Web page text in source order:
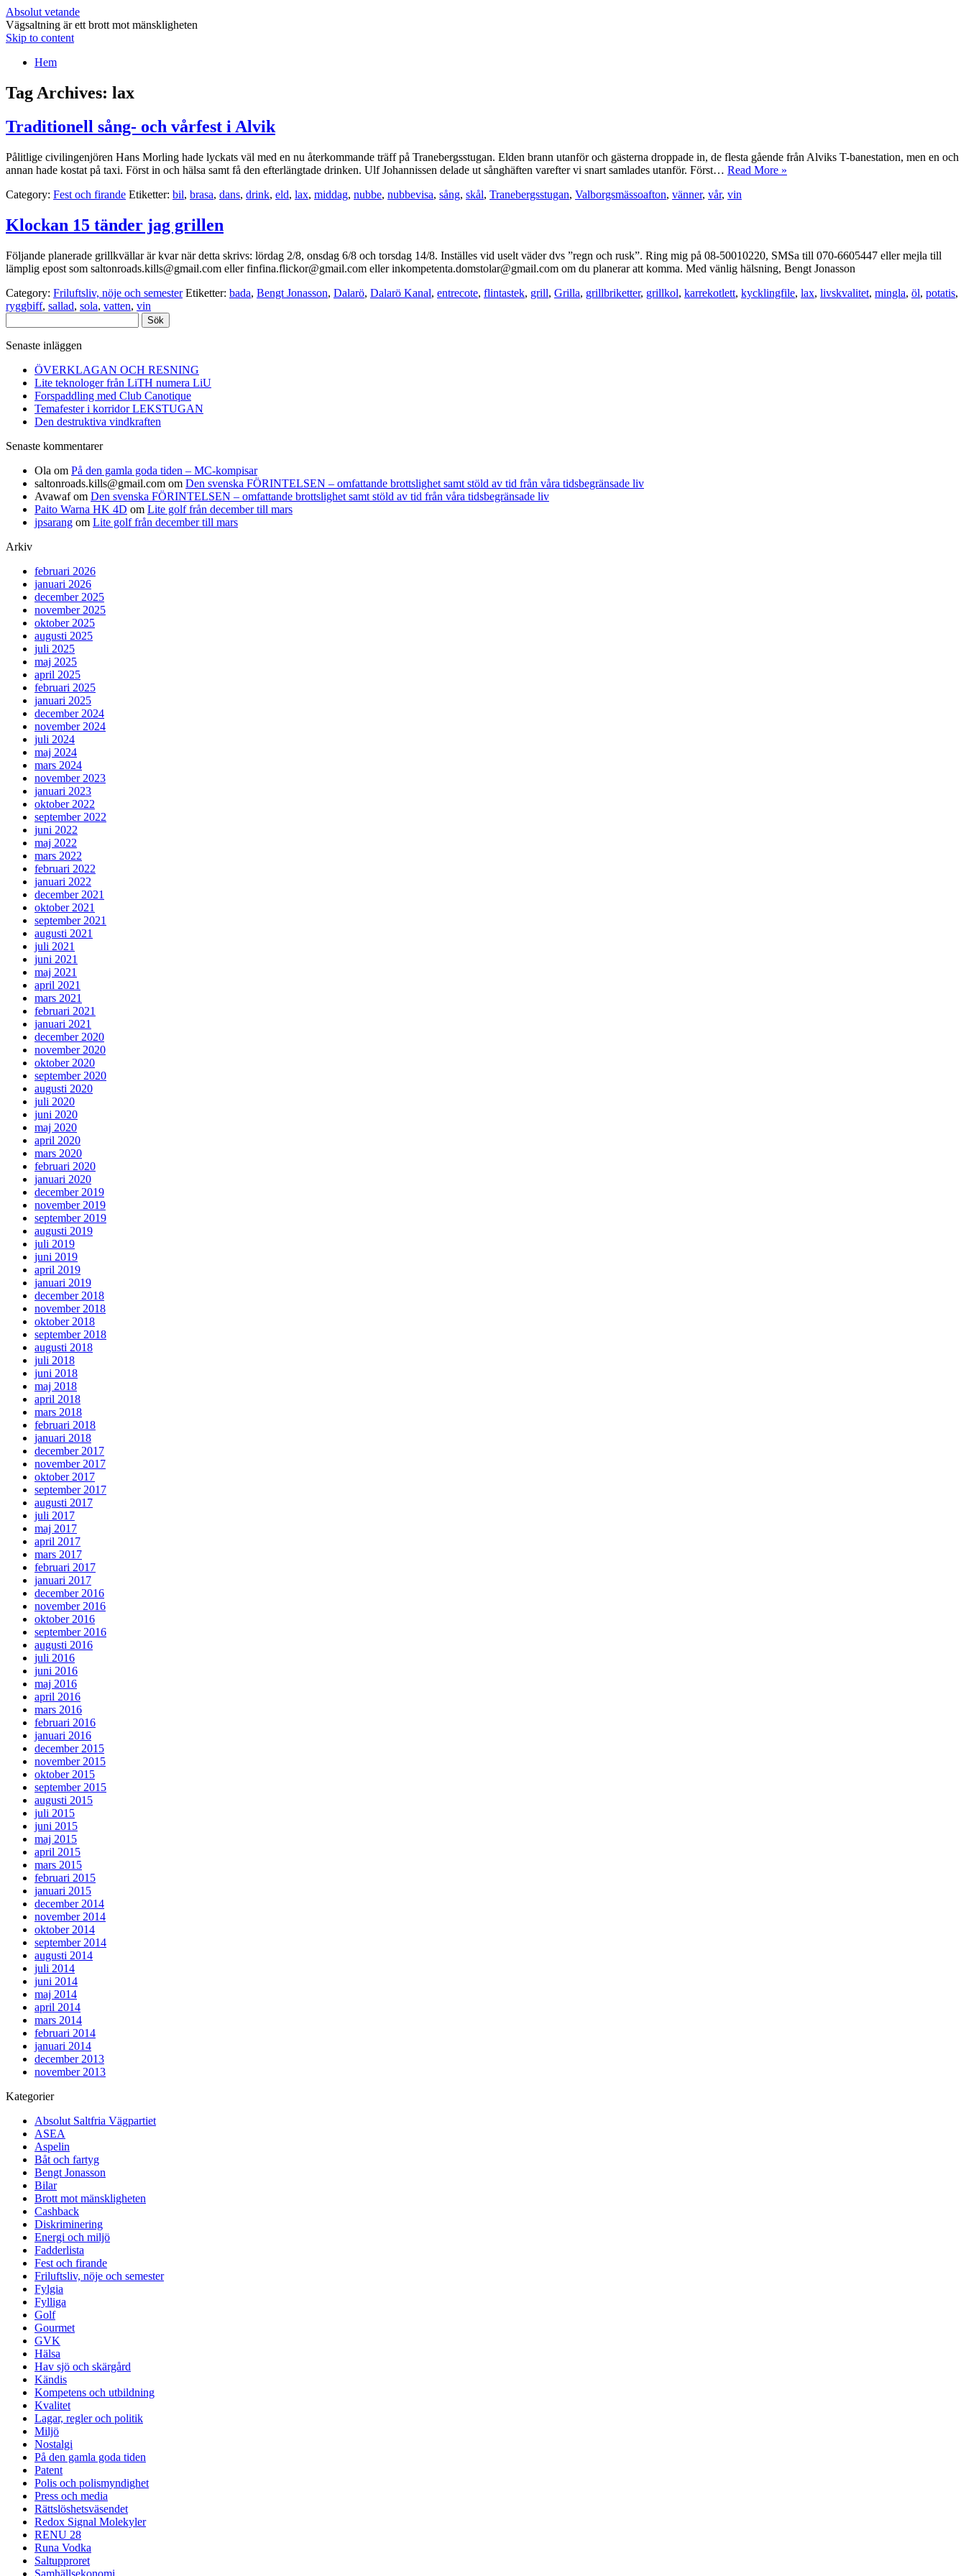
Absolut vetande
Vägsaltning är ett brott mot mänskligheten
Skip to content
Hem
Tag Archives: lax
Traditionell sång- och vårfest i Alvik
Pålitlige civilingenjören Hans Morling hade lyckats väl med en nu återkommande träff på Tranebergsstugan. Elden brann utanför och gästerna droppade in, de flesta gående från Alviks T-banestation, men en och
annan hade kostat på taxi. Först in och hälsa samt få den efterlängtade drinken. Ulf Johannissen delade ut sånghäften varefter vi snart samlades utanför. Först… Read More »
Category: Fest och firande Etiketter: bil, brasa, dans, drink, eld, lax, middag, nubbe, nubbevisa, sång, skål, Tranebergsstugan, Valborgsmässoafton, vänner, vår, vin
Klockan 15 tänder jag grillen
Följande planerade grillkvällar är kvar när detta skrivs: lördag 2/8, onsdag 6/8 och torsdag 14/8. Inställes vid uselt väder dvs ”regn och rusk”. Ring mig på 08-50010220, SMSa till 070-6605447 eller mejla till
lämplig epost som saltonroads.kills@gmail.com eller finfina.flickor@gmail.com eller inkompetenta.domstolar@gmail.com om du planerar att komma. Med vänlig hälsning, Bengt Jonasson
Category: Friluftsliv, nöje och semester Etiketter: bada, Bengt Jonasson, Dalarö, Dalarö Kanal, entrecote, flintastek, grill, Grilla, grillbriketter, grillkol, karrekotlett, kycklingfile, lax, livskvalitet, mingla, öl, potatis,
ryggbiff, sallad, sola, vatten, vin
efter:
Senaste inläggen
ÖVERKLAGAN OCH RESNING
Lite teknologer från LiTH numera LiU
Forspaddling med Club Canotique
Temafester i korridor LEKSTUGAN
Den destruktiva vindkraften
Senaste kommentarer
Ola om På den gamla goda tiden – MC-kompisar
saltonroads.kills@gmail.com om Den svenska FÖRINTELSEN – omfattande brottslighet samt stöld av tid från våra tidsbegränsade liv
Avawafom Den svenska FÖRINTELSEN – omfattande brottslighet samt stöld av tid från våra tidsbegränsade liv
Paito Warna HK 4D om Lite golf från december till mars
jpsarang om Lite golf från december till mars
Arkiv
februari 2026
januari 2026
december 2025
november 2025
oktober 2025
augusti 2025
juli 2025
maj 2025
april 2025
februari 2025
januari 2025
december 2024
november 2024
juli 2024
maj 2024
mars 2024
november 2023
januari 2023
oktober 2022
september 2022
juni 2022
maj 2022
mars 2022
februari 2022
januari 2022
december 2021
oktober 2021
september 2021
augusti 2021
juli 2021
juni 2021
maj 2021
april 2021
mars 2021
februari 2021
januari 2021
december 2020
november 2020
oktober 2020
september 2020
augusti 2020
juli 2020
juni 2020
maj 2020
april 2020
mars 2020
februari 2020
januari 2020
december 2019
november 2019
september 2019
augusti 2019
juli 2019
juni 2019
april 2019
januari 2019
december 2018
november 2018
oktober 2018
september 2018
augusti 2018
juli 2018
juni 2018
maj 2018
april 2018
mars 2018
februari 2018
januari 2018
december 2017
november 2017
oktober 2017
september 2017
augusti 2017
juli 2017
maj 2017
april 2017
mars 2017
februari 2017
januari 2017
december 2016
november 2016
oktober 2016
september 2016
augusti 2016
juli 2016
juni 2016
maj 2016
april 2016
mars 2016
februari 2016
januari 2016
december 2015
november 2015
oktober 2015
september 2015
augusti 2015
juli 2015
juni 2015
maj 2015
april 2015
mars 2015
februari 2015
januari 2015
december 2014
november 2014
oktober 2014
september 2014
augusti 2014
juli 2014
juni 2014
maj 2014
april 2014
mars 2014
februari 2014
januari 2014
december 2013
november 2013
Kategorier
Absolut Saltfria Vägpartiet
ASEA
Aspelin
Båt och fartyg
Bengt Jonasson
Bilar
Brott mot mänskligheten
Cashback
Diskriminering
Energi och miljö
Fadderlista
Fest och firande
Friluftsliv, nöje och semester
Fylgia
Fylliga
Golf
Gourmet
GVK
Hälsa
Hav sjö och skärgård
Kändis
Kompetens och utbildning
Kvalitet
Lagar, regler och politik
Miljö
Nostalgi
På den gamla goda tiden
Patent
Polis och polismyndighet
Press och media
Rättslöshetsväsendet
Redox Signal Molekyler
RENU 28
Runa Vodka
Saltupproret
Samhällsekonomi